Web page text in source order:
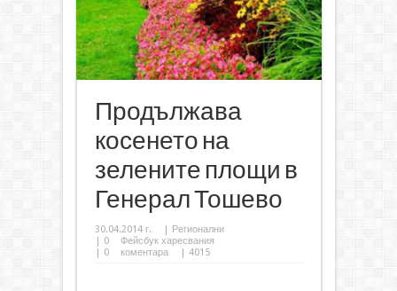
Продължава
косенето на
зелените площи в
Генерал Тошево
30.04.2014 г. | Регионални
| 0
Фейсбук харесвания
| 0 коментара | 4015